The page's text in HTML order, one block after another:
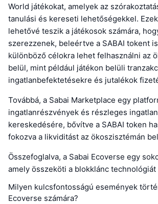
World játékokat, amelyek az
tanulási és kereseti lehetőségekkel.
lehetővé teszik a játékosok számára,
szerezzenek, beleértve a SABAI tokent
különböző célokra lehet felhasználni az
belül, mint például játékon belüli
ingatlanbefektetésekre és jutalékok
Továbbá, a Sabai Marketplace egy
ingatlanrészvények és részleges
kereskedésére, bővítve a SABAI token
fokozva a likviditást az ökoszisztémán
Összefoglalva, a Sabai Ecoverse egy
amely összeköti a blokklánc technológiát
Milyen kulcsfontosságú események
Ecoverse számára?